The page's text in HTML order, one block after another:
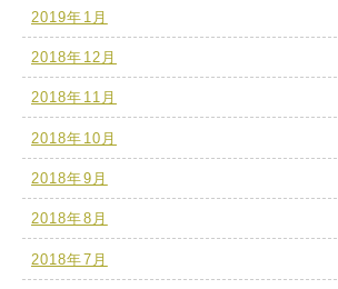
2019年1月
2018年12月
2018年11月
2018年10月
2018年9月
2018年8月
2018年7月